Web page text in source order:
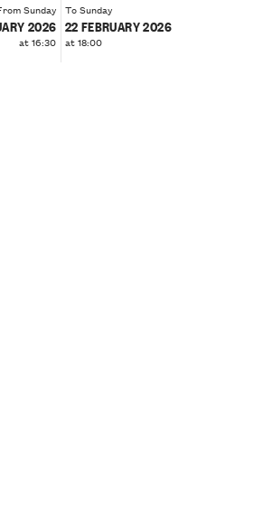
Sunday
2026
at 16:30
To Sunday
22 FEBRUARY 2026
at 18:00